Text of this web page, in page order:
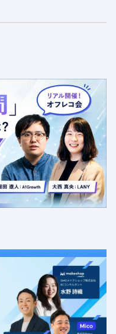
18:30 - 20:00
瞬間」に選ばれるブラ
デジタル広告で実現す
ンクスクエア新宿16F
・新宿三丁目駅
トレンド 採用イベント 広告
08.19
11:00 - 12:00
水 11:00 - 12:00
るショップはどのよう
）」「データ活用」